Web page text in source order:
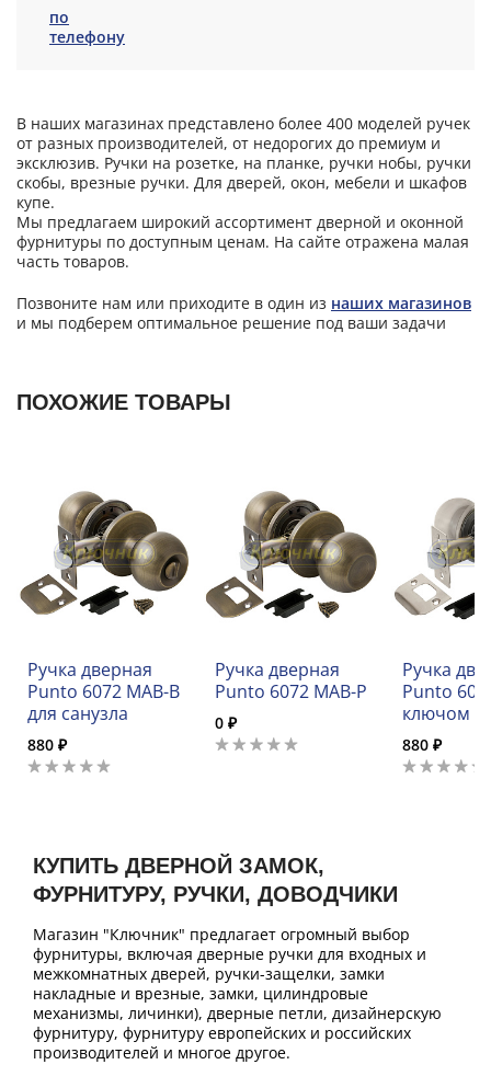
по
телефону
В наших магазинах представлено более 400 моделей ручек
от разных производителей, от недорогих до премиум и
эксклюзив. Ручки на розетке, на планке, ручки нобы, ручки
скобы, врезные ручки. Для дверей, окон, мебели и шкафов
купе.
Мы предлагаем широкий ассортимент дверной и оконной
фурнитуры по доступным ценам. На сайте отражена малая
часть товаров.
Позвоните нам или приходите в один из наших магазинов
и мы подберем оптимальное решение под ваши задачи
ПОХОЖИЕ ТОВАРЫ
Ручка дверная
Punto 6072 MAB-B
для санузла
880 ₽
Ручка дверная
Punto 6072 MAB-P
0 ₽
Ручка
Punto
ключом
880 ₽
КУПИТЬ ДВЕРНОЙ ЗАМОК,
ФУРНИТУРУ, РУЧКИ, ДОВОДЧИКИ
Магазин "Ключник" предлагает огромный выбор
фурнитуры, включая дверные ручки для входных и
межкомнатных дверей, ручки-защелки, замки
накладные и врезные, замки, цилиндровые
механизмы, личинки), дверные петли, дизайнерскую
фурнитуру, фурнитуру европейских и российских
производителей и многое другое.